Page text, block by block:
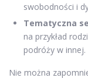
swobodności i
Tematyczna
na przykład
podróży w innej.
Nie można